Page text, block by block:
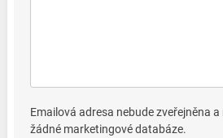
Emailová adresa nebude zveřejněna
žádné marketingové databáze.